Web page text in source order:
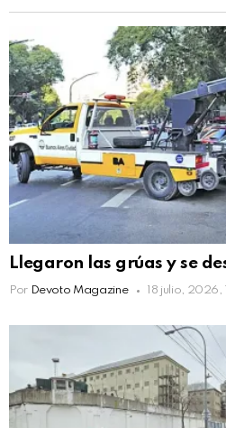
Llegaron las grúas y se
Por Devoto Magazine 18 julio, 2026,